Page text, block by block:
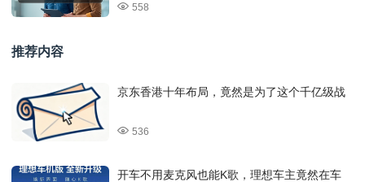
558
推荐内容
京东香港十年布局，竟然是为了这个千亿级战
536
开车不用麦克风也能K歌，理想车主竟然在车